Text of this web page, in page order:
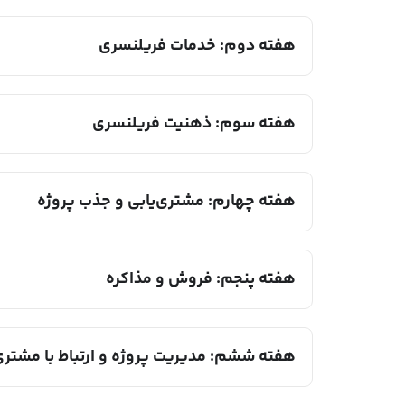
هفته دوم: خدمات فریلنسری
هفته سوم: ذهنیت فریلنسری
هفته چهارم: مشتری‌یابی و جذب پروژه
هفته پنجم: فروش و مذاکره
هفته ششم: مدیریت پروژه و ارتباط با